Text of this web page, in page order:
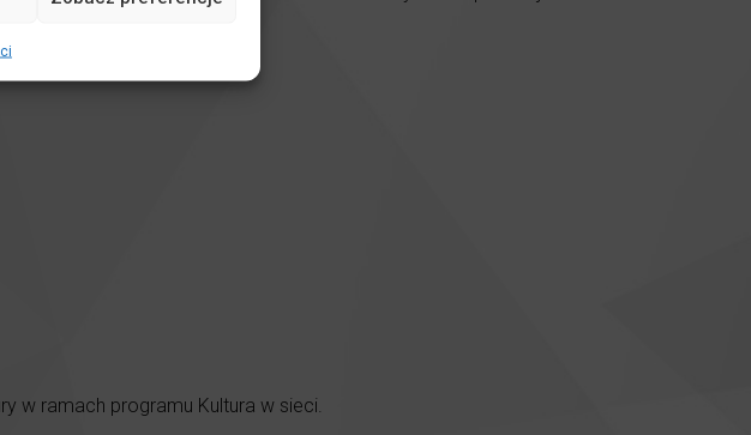
w ramach programu Kultura w sieci.